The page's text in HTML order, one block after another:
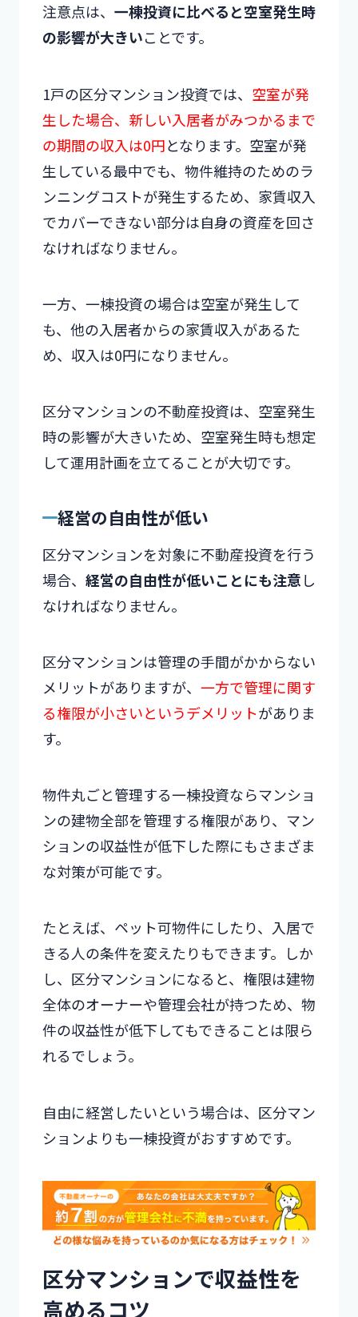
注意点は、 一棟投資に比べると空室発生時
の影響が大きいことです。
1戸の区分マンション投資では、 空室が発
生した場合、新しい入居者がみつかるまで
の期間の収入は0円となります。空室が発
生している最中でも、物件維持のためのラ
ンニングコストが発生するため、家賃収入
でカバーできない部分は自身の資産を回さ
なければなりません。
一方、一棟投資の場合は空室が発生して
も、他の入居者からの家賃収入があるた
め、収入は0円になりません。
区分マンションの不動産投資は、空室発生
時の影響が大きいため、空室発生時も想定
して運用計画を立てることが大切です。
経営の自由性が低い
区分マンションを対象に不動産投資を行う
場合、 経営の自由性が低いことにも注意し
なければなりません。
区分マンションは管理の手間がかからない
メリットがありますが、 一方で管理に関す
る権限が小さいというデメリットがありま
す。
物件丸ごと管理する一棟投資ならマンショ
ンの建物全部を管理する権限があり、マン
ションの収益性が低下した際にもさまざま
な対策が可能です。
たとえば、ペット可物件にしたり、入居で
きる人の条件を変えたりもできます。しか
し、区分マンションになると、権限は建物
全体のオーナーや管理会社が持つため、物
件の収益性が低下してもできることは限ら
れるでしょう。
自由に経営したいという場合は、区分マン
ションよりも一棟投資がおすすめです。
区分マンションで収益性を
高めるコツ